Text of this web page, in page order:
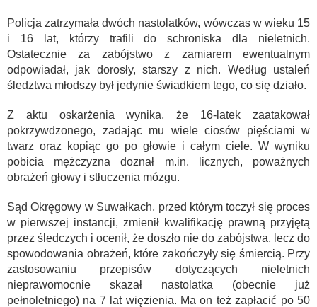
Policja zatrzymała dwóch nastolatków, wówczas w wieku 15
i 16 lat, którzy trafili do schroniska dla nieletnich.
Ostatecznie za zabójstwo z zamiarem ewentualnym
odpowiadał, jak dorosły, starszy z nich. Według ustaleń
śledztwa młodszy był jedynie świadkiem tego, co się działo.
Z aktu oskarżenia wynika, że 16-latek zaatakował
pokrzywdzonego, zadając mu wiele ciosów pięściami w
twarz oraz kopiąc go po głowie i całym ciele. W wyniku
pobicia mężczyzna doznał m.in. licznych, poważnych
obrażeń głowy i stłuczenia mózgu.
Sąd Okręgowy w Suwałkach, przed którym toczył się proces
w pierwszej instancji, zmienił kwalifikację prawną przyjętą
przez śledczych i ocenił, że doszło nie do zabójstwa, lecz do
spowodowania obrażeń, które zakończyły się śmiercią. Przy
zastosowaniu przepisów dotyczących nieletnich
nieprawomocnie skazał nastolatka (obecnie już
pełnoletniego) na 7 lat więzienia. Ma on też zapłacić po 50